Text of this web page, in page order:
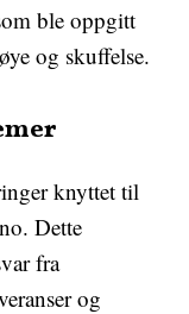
ble oppgitt
og skuffelse.
knyttet til
Dette
fra
og